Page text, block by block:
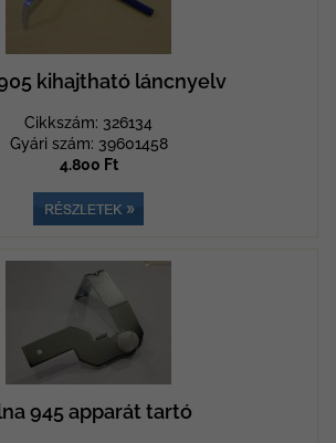
kihajtható láncnyelv
Cikkszám: 326134
Gyári szám: 39601458
4.800 Ft
945 apparát tartó